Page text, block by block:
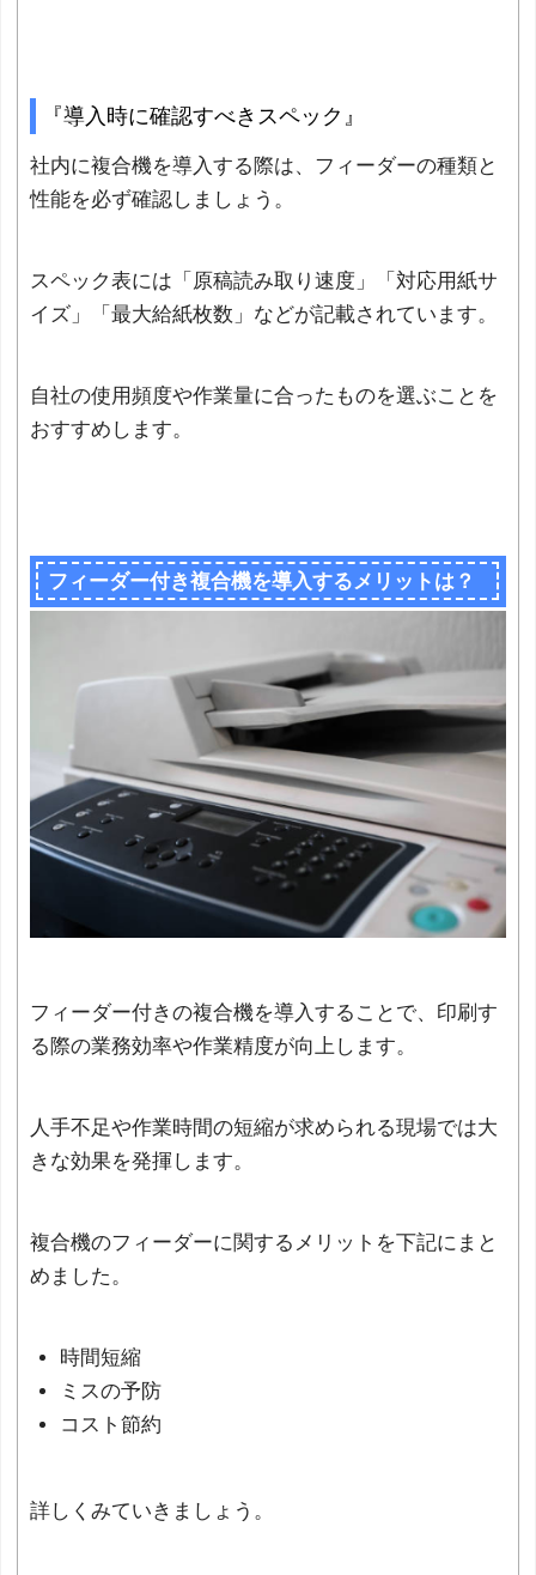
『導入時に確認すべきスペック』
社内に複合機を導入する際は、フィーダーの種類と
性能を必ず確認しましょう。
スペック表には「原稿読み取り速度」「対応用紙サ
イズ」「最大給紙枚数」などが記載されています。
自社の使用頻度や作業量に合ったものを選ぶことを
おすすめします。
フィーダー付き複合機を導入するメリットは？
フィーダー付きの複合機を導入することで、印刷す
る際の業務効率や作業精度が向上します。
人手不足や作業時間の短縮が求められる現場では大
きな効果を発揮します。
複合機のフィーダーに関するメリットを下記にまと
めました。
時間短縮
ミスの予防
コスト節約
詳しくみていきましょう。